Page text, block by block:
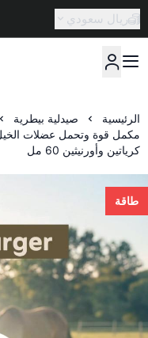
ريال سعودي
الرئيسية صيدلية بيطرية
كرياتين وأورنيثين 60 مل
طاقة